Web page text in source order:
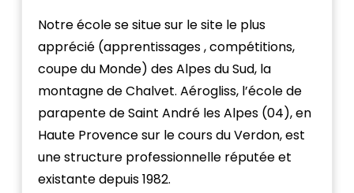
Notre école se situe sur le site le plus
apprécié (apprentissages , compétitions,
coupe du Monde) des Alpes du Sud, la
montagne de Chalvet. Aérogliss, l’école de
parapente de Saint André les Alpes (04), en
Haute Provence sur le cours du Verdon, est
une structure professionnelle réputée et
existante depuis 1982.